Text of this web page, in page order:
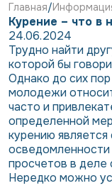
Главная
Курение – что в
24.06.2024
Трудно найти
которой бы
Однако до сих
молодежи
часто и
определенной
курению
осведомленности
просчетов в деле
Нередко можно